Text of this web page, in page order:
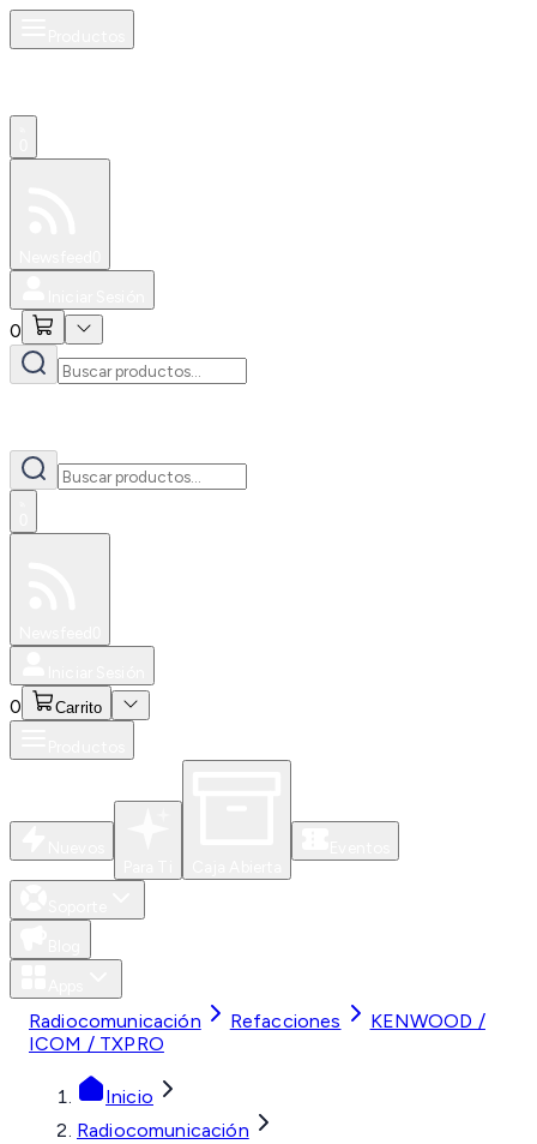
0
0 Carrito
Radiocomunicación Refacciones
KENWOOD /
ICOM / TXPRO
Inicio
Radiocomunicación